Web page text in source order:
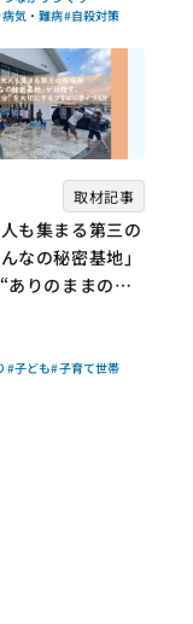
気・難病#自殺対策
取材記事
も集まる第三の
なの秘密基地」
ありのままの自
#子ども#子育て世帯